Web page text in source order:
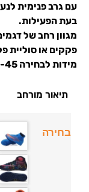
עם גרב פנימית
בעת הפעילות.
מגוון רחב של
פקקים או סוליית
מידות לבחירה 35-45 לילדים, נוער, בוגרים וגם לנשים.
תיאור מורחב
בחירה